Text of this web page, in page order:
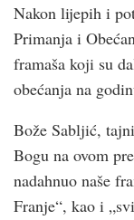
Nakon lijepih i
Primanja i
framaša koji su
obećanja na
Bože Sabljić,
Bogu na ovom
nadahnuo naše
Franje“, kao i